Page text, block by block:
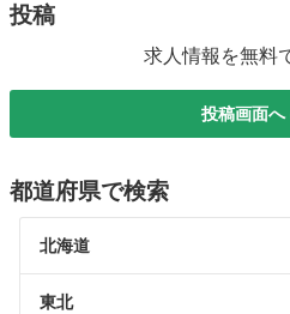
投稿
求人情報を無料
投稿画面へ
都道府県で検索
北海道
東北